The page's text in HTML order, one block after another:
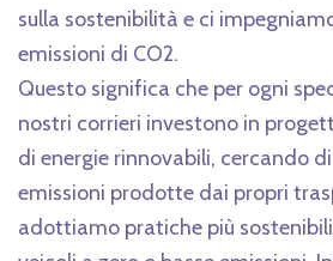
sulla sostenibilità e ci
emissioni di CO2.
Questo significa che per ogni
nostri corrieri investono in
di energie rinnovabili, cercando
emissioni prodotte dai propri
adottiamo pratiche più